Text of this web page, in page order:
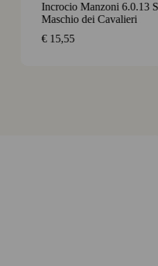
Incrocio Manzoni 6.0.13
Maschio dei Cavalieri
€ 15,55